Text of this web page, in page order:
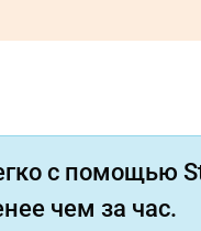
с помощью
чем за час.